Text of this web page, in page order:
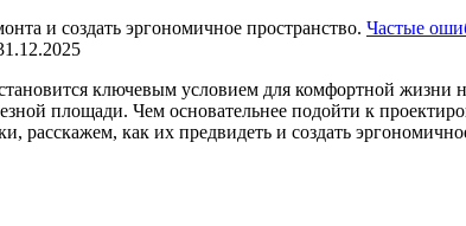
Частые
ключевым условием для комфортной
площади. Чем основательнее подойти к
как их предвидеть и создать